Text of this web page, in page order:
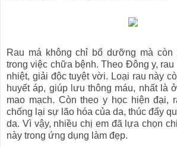
Rau má không chỉ bổ dưỡng mà còn
trong việc chữa bệnh. Theo Đông y, rau
nhiệt, giải độc tuyệt vời. Loại rau này
huyết áp, giúp lưu thông máu, nhất là
mao mạch. Còn theo y học hiện đại,
chống lại sự lão hóa của da, thúc đẩy
da. Vì vậy, nhiều chị em đã lựa chọn
này trong ứng dụng làm đẹp.